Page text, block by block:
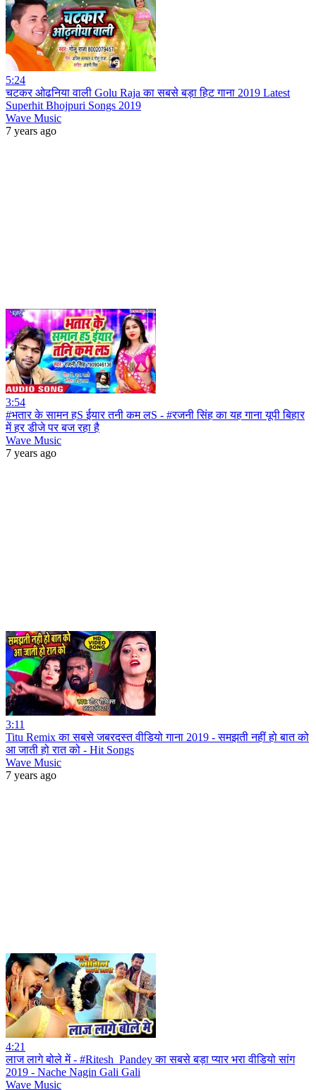
5:24
चटकर ओढनिया वाली Golu Raja का सबसे बड़ा हिट गाना 2019 Latest
Superhit Bhojpuri Songs 2019
Wave Music
7 years ago
3:54
#भतार के सामन हS ईयार तनी कम लS - #रजनी सिंह का यह गाना यूपी बिहार
में हर डीजे पर बज रहा है
Wave Music
7 years ago
3:11
Titu Remix का सबसे जबरदस्त वीडियो गाना 2019 - समझती नहीं हो बात को
आ जाती हो रात को - Hit Songs
Wave Music
7 years ago
4:21
लाज लागे बोले में - #Ritesh_Pandey का सबसे बड़ा प्यार भरा वीडियो सांग
2019 - Nache Nagin Gali Gali
Wave Music